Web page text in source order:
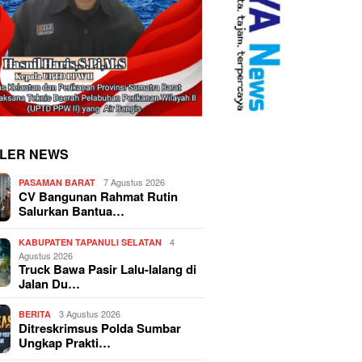
NEWS
PASAMAN BARAT 7 Agustus 2026
CV Bangunan Rahmat Rutin
Salurkan Bantua…
KABUPATEN TAPANULI SELATAN
4
Agustus 2026
Truck Bawa Pasir Lalu-lalang di
Jalan Du…
BERITA 3 Agustus 2026
Ditreskrimsus Polda Sumbar
Ungkap Prakti…